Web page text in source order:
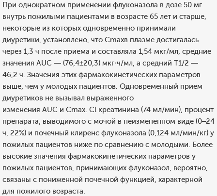
При однократном применении флуконазола в дозе 50 мг
внутрь пожилыми пациентами в возрасте 65 лет и старше,
некоторые из которых одновременно принимали
диуретики, установлено, что Cmaxв плазме достигалась
через 1,3 ч после приема и составляла 1,54 мкг/мл, средние
значения AUC — (76,4±20,3) мкг·ч/мл, а средний T1/2 —
46,2 ч. Значения этих фармакокинетических параметров
выше, чем у молодых пациентов. Одновременный прием
диуретиков не вызывал выраженного
изменения AUC и Cmax. Cl креатинина (74 мл/мин), процент
препарата, выводимого с мочой в неизмененном виде (0–24
ч, 22%) и почечный клиренс флуконазола (0,124 мл/мин/кг) у
пожилых пациентов ниже по сравнению с молодыми. Более
высокие значения фармакокинетических параметров у
пожилых пациентов, принимающих флуконазол, вероятно,
связаны с пониженной почечной функцией, характерной
для пожилого возраста.